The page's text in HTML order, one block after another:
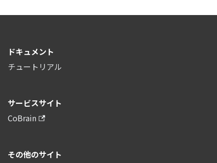
ドキュメント
チュートリアル
サービスサイト
CoBrain
その他のサイト